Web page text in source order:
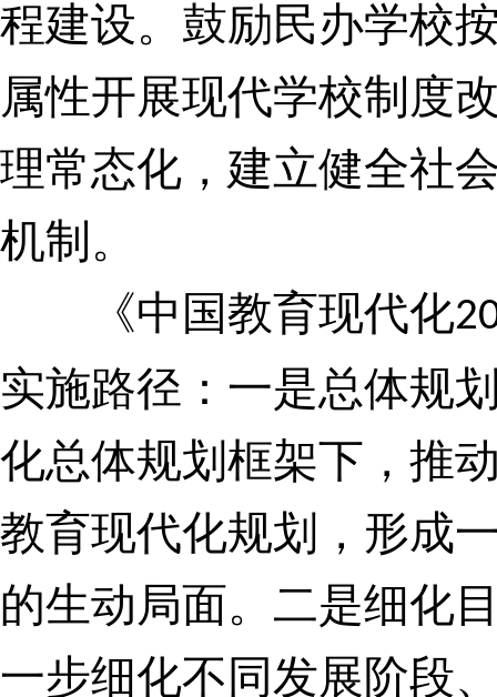
程建设。 鼓励民办学校
属性开展现代学校制度
理常态化，建立健全社
机制。
《中国教育现代化
实施路径： 一是总体规
化总体规划框架下，推
教育现代化规划，形成
的生动局面。 二是细化
一步细化不同发展阶段